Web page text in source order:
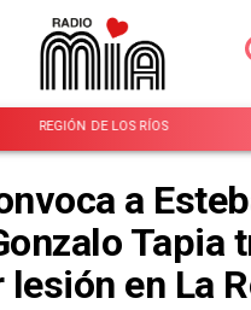
REGIÓN DE LOS RÍOS
a
Tapia
en La